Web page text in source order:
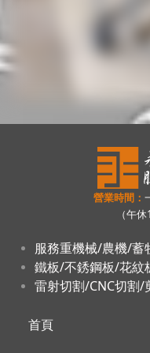
營業時間：
（午
服務重機械/農機/蓄
鐵板/不銹鋼板/花紋
雷射切割/CNC切割/
首頁